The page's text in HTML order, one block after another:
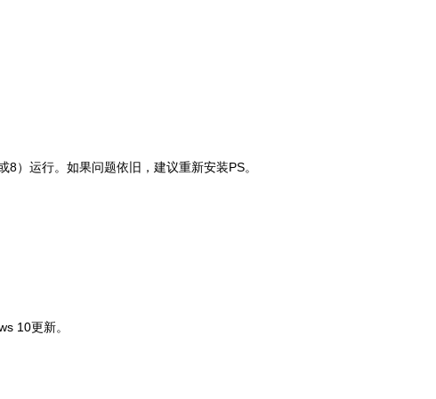
8）运行。如果问题依旧，建议重新安装PS。
10更新。